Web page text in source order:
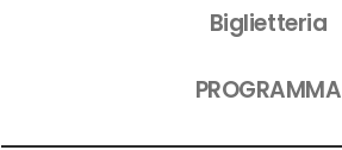
Biglietteria
PROGRAMMA